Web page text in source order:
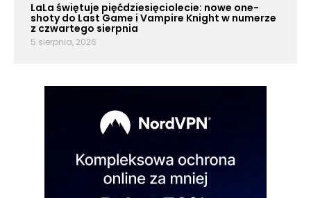
LaLa świętuje pięćdziesięciolecie: nowe one-
shoty do Last Game i Vampire Knight w numerze
z czwartego sierpnia
5 sierpnia, 2026